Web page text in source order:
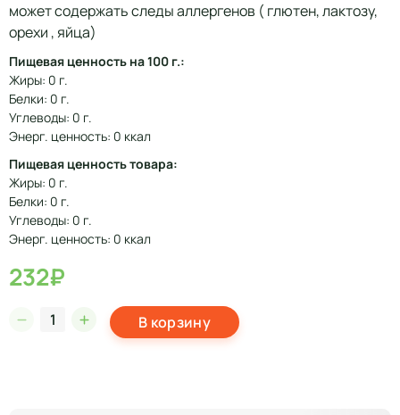
может содержать следы аллергенов ( глютен, лактозу,
орехи , яйца)
Пищевая ценность на 100 г.:
Жиры: 0 г.
Белки: 0 г.
Углеводы: 0 г.
Энерг. ценность: 0 ккал
Пищевая ценность товара:
Жиры: 0 г.
Белки: 0 г.
Углеводы: 0 г.
Энерг. ценность: 0 ккал
232₽
В корзину